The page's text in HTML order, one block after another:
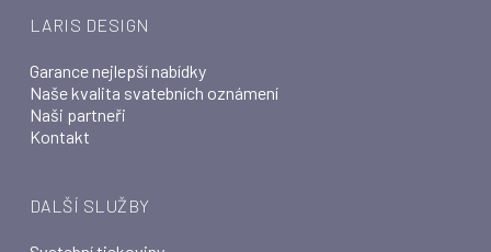
LARIS DESIGN
Garance nejlepší nabídky
Naše kvalita svatebních oznámení
Naši partneři
Kontakt
DALŠÍ SLUŽBY